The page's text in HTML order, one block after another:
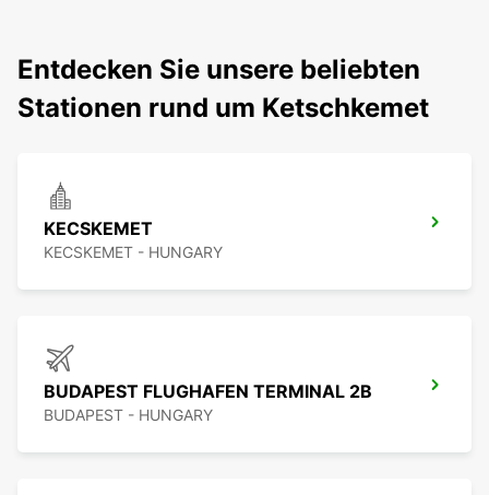
Entdecken Sie unsere beliebten
Stationen rund um Ketschkemet
KECSKEMET
KECSKEMET - HUNGARY
BUDAPEST FLUGHAFEN TERMINAL 2B
BUDAPEST - HUNGARY